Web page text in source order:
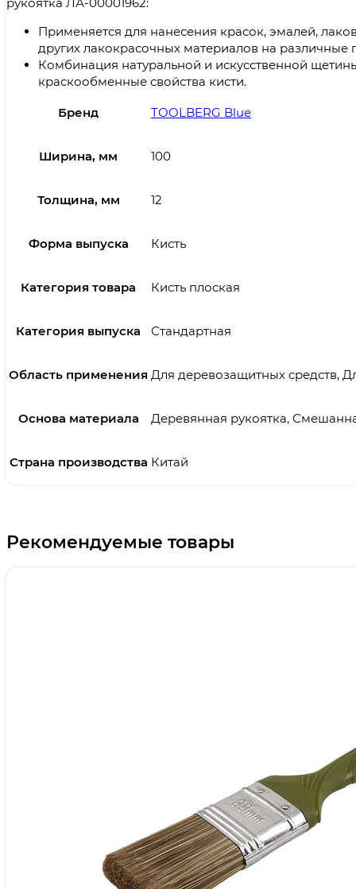
Применяется для нанесения красок, эмалей,
других лакокрасочных материалов на различные
Комбинация натуральной и искусственной
краскообменные свойства кисти.
Бренд TOOLBERG Blue
Ширина, мм 100
Толщина, мм 12
Форма выпуска Кисть
Категория товара Кисть плоская
Категория выпуска Стандартная
Область применения Для деревозащитных средств,
Основа материала Деревянная рукоятка,
Страна производства Китай
Рекомендуемые товары